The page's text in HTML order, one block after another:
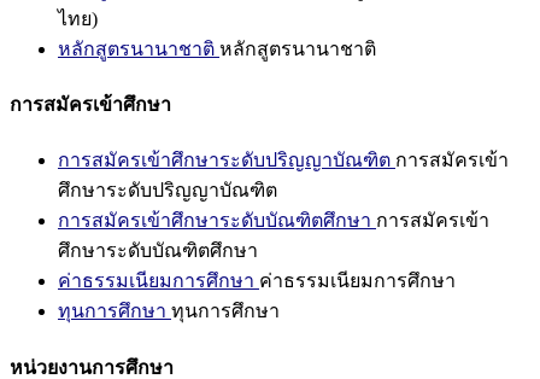
ไทย)
หลักสูตรนานาชาติ หลักสูตรนานาชาติ
การสมัครเข้าศึกษา
การสมัครเข้าศึกษาระดับปริญญาบัณฑิต การสมัครเข้า
ศึกษาระดับปริญญาบัณฑิต
การสมัครเข้าศึกษาระดับบัณฑิตศึกษา การสมัครเข้า
ศึกษาระดับบัณฑิตศึกษา
ค่าธรรมเนียมการศึกษา ค่าธรรมเนียมการศึกษา
ทุนการศึกษา ทุนการศึกษา
หน่วยงานการศึกษา